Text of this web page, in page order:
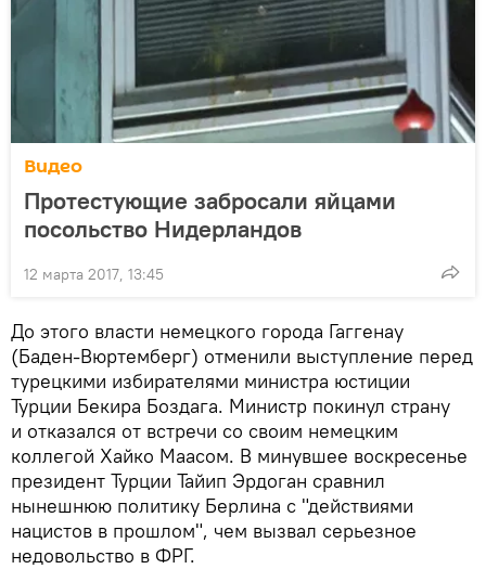
Видео
Протестующие забросали яйцами
посольство Нидерландов
12 марта 2017, 13:45
До этого власти немецкого города Гаггенау
(Баден-Вюртемберг) отменили выступление перед
турецкими избирателями министра юстиции
Турции Бекира Боздага. Министр покинул страну
и отказался от встречи со своим немецким
коллегой Хайко Маасом. В минувшее воскресенье
президент Турции Тайип Эрдоган сравнил
нынешнюю политику Берлина с "действиями
нацистов в прошлом", чем вызвал серьезное
недовольство в ФРГ.